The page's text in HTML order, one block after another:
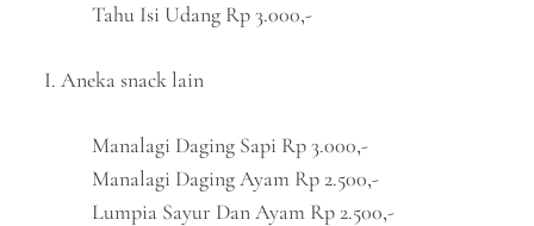
Tahu Isi Udang Rp 3.000,-
I. Aneka snack lain
Manalagi Daging Sapi Rp 3.000,-
Manalagi Daging Ayam Rp 2.500,-
Lumpia Sayur Dan Ayam Rp 2.500,-